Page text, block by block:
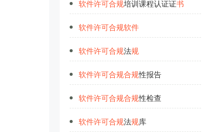
软件许可合规培训课程认证证书
软件许可合规软件
软件许可合规法规
软件许可合规合规性报告
软件许可合规合规性检查
软件许可合规法规库